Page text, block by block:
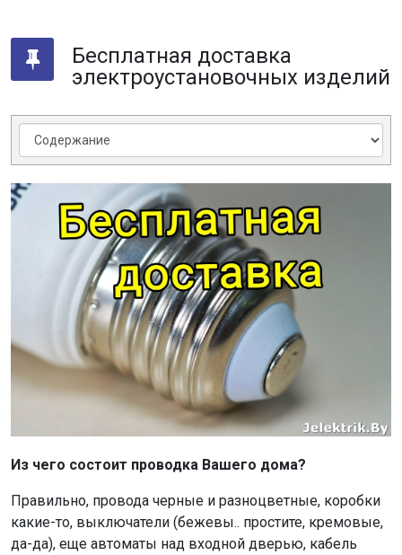
Бесплатная доставка
электроустановочных изделий
Из чего состоит проводка Вашего дома?
Правильно, провода черные и разноцветные, коробки
какие-то, выключатели (бежевы.. простите, кремовые,
да-да), еще автоматы над входной дверью, кабель